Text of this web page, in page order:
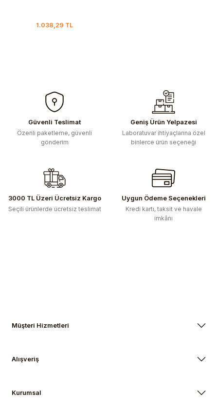
1.038,29 TL
Güvenli Teslimat
Özenli paketleme, güvenli
gönderim
Geniş Ürün Yelpazesi
Laboratuvar ihtiyaçlarına özel
binlerce ürün seçeneği
3000 TL Üzeri Ücretsiz Kargo
Seçili ürünlerde ücretsiz teslimat
Uygun Ödeme Seçenekleri
Kredi kartı, taksit ve havale
imkânı
Müşteri Hizmetleri
Alışveriş
Kurumsal